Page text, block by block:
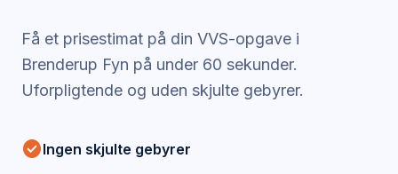
Få et prisestimat på din VVS-opgave i
Brenderup Fyn på under 60 sekunder.
Uforpligtende og uden skjulte gebyrer.
check_circleIngen skjulte gebyrer